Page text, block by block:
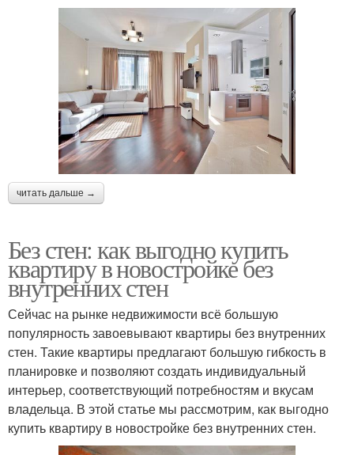
читать дальше →
Без стен: как выгодно купить
квартиру в новостройке без
внутренних стен
Сейчас на рынке недвижимости всё большую
популярность завоевывают квартиры без внутренних
стен. Такие квартиры предлагают большую гибкость в
планировке и позволяют создать индивидуальный
интерьер, соответствующий потребностям и вкусам
владельца. В этой статье мы рассмотрим, как выгодно
купить квартиру в новостройке без внутренних стен.